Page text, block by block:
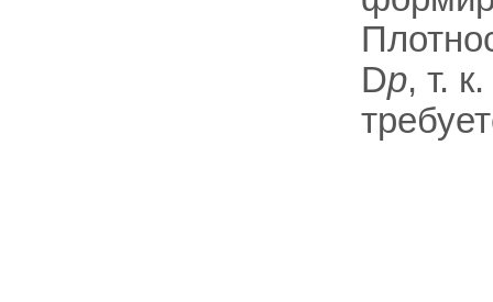
Dp, т.